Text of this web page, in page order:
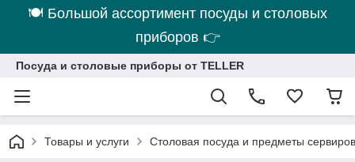
🍽 Большой ассортимент посуды и столовых
приборов 👉
Посуда и столовые приборы от TELLER
Товары и услуги Столовая посуда и предметы